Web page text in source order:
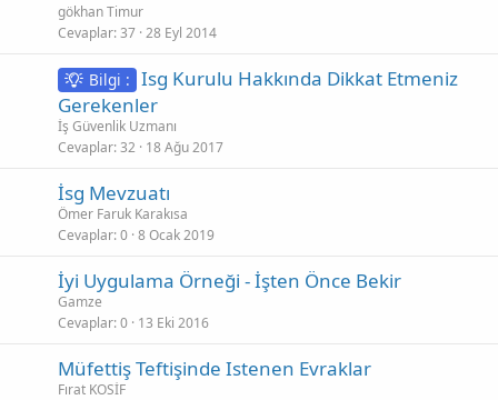
gökhan Timur
Cevaplar 37 28 Eyl 2014
Bilgi : Isg Kurulu Hakkında Dikkat Etmeniz
Gerekenler
İş Güvenlik Uzmanı
Cevaplar 32 18 Ağu 2017
İsg Mevzuatı
Ömer Faruk Karakısa
Cevaplar 0 8 Ocak 2019
İyi Uygulama Örneği - İşten Önce Bekir
Gamze
Cevaplar 0 13 Eki 2016
Müfettiş Teftişinde Istenen Evraklar
Fırat KOSİF